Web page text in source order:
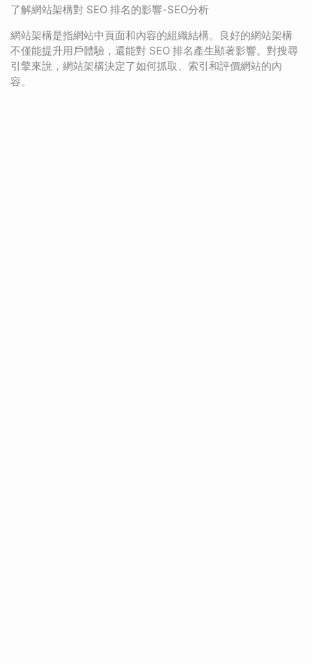
了解網站架構對 SEO 排名的影響-SEO分析
網站架構是指網站中頁面和內容的組織結構。良好的網站架構
不僅能提升用戶體驗，還能對 SEO 排名產生顯著影響。對搜尋
引擎來說，網站架構決定了如何抓取、索引和評價網站的內
容。